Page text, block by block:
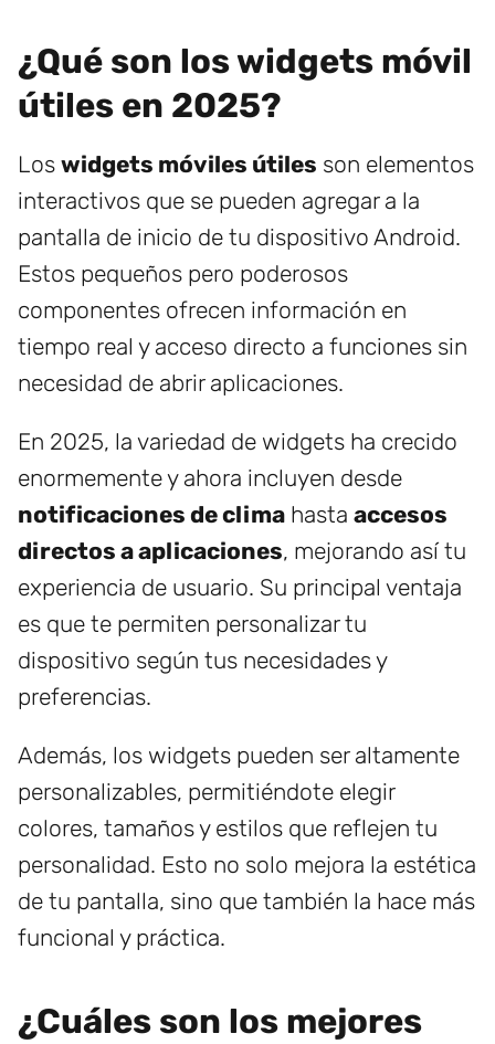
¿Qué son los widgets móvil
útiles en 2025?
Los widgets móviles útiles son elementos
interactivos que se pueden agregar a la
pantalla de inicio de tu dispositivo Android.
Estos pequeños pero poderosos
componentes ofrecen información en
tiempo real y acceso directo a funciones sin
necesidad de abrir aplicaciones.
En 2025, la variedad de widgets ha crecido
enormemente y ahora incluyen desde
notificaciones de clima hasta accesos
directos a aplicaciones, mejorando así tu
experiencia de usuario. Su principal ventaja
es que te permiten personalizar tu
dispositivo según tus necesidades y
preferencias.
Además, los widgets pueden ser altamente
personalizables, permitiéndote elegir
colores, tamaños y estilos que reflejen tu
personalidad. Esto no solo mejora la estética
de tu pantalla, sino que también la hace más
funcional y práctica.
¿Cuáles son los mejores